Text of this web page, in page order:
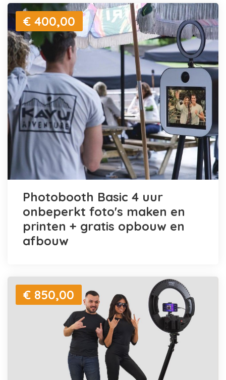
€ 400,00
Photobooth Basic 4 uur
onbeperkt foto's maken en
printen + gratis opbouw en
afbouw
€ 850,00